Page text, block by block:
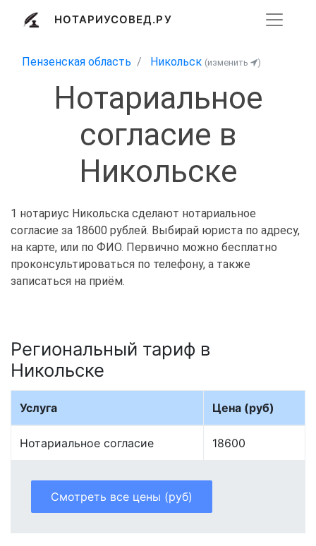
НОТАРИУСОВЕД.РУ
Пензенская область Никольск (изменить )
Нотариальное
согласие в
Никольске
1 нотариус Никольска сделают нотариальное
согласие за 18600 рублей. Выбирай юриста по адресу,
на карте, или по ФИО. Первично можно бесплатно
проконсультироваться по телефону, а также
записаться на приём.
Региональный тариф в
Никольске
Услуга Цена (руб)
Нотариальное согласие 18600
Смотреть все цены (руб)